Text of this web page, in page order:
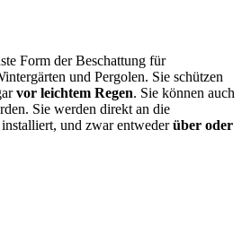
Form der Beschattung für
und Pergolen. Sie schützen
vor leichtem Regen. Sie können auch
Sie werden direkt an die
und zwar entwederüber oder